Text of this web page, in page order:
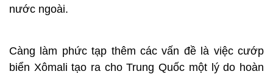
nước ngoài.
Càng làm phức tạp thêm các vấn đề là việc cướp
biển Xômali tạo ra cho Trung Quốc một lý do hoàn